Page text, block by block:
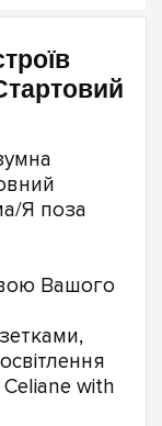
Я поза
Вашого
with